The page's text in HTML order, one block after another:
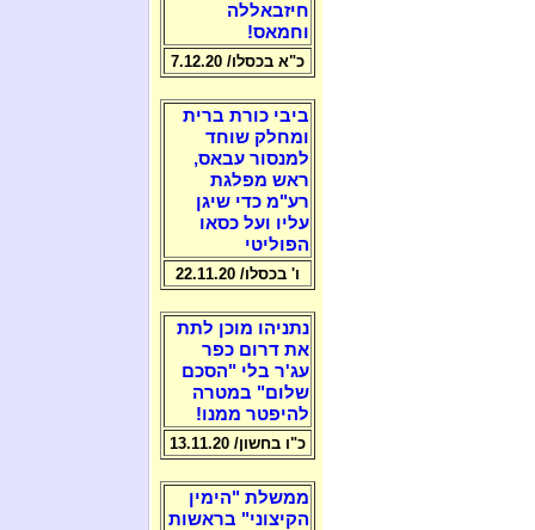
חיזבאללה
וחמאס!
כ"א בכסלו/ 7.12.20
ביבי כורת ברית
ומחלק שוחד
למנסור עבאס,
ראש מפלגת
רע"מ כדי שיגן
עליו ועל כסאו
הפוליטי
ו' בכסלו/ 22.11.20
נתניהו מוכן לתת
את דרום כפר
עג'ר בלי "הסכם
שלום" במטרה
להיפטר ממנו!
כ"ו בחשון/ 13.11.20
ממשלת "הימין
הקיצוני" בראשות